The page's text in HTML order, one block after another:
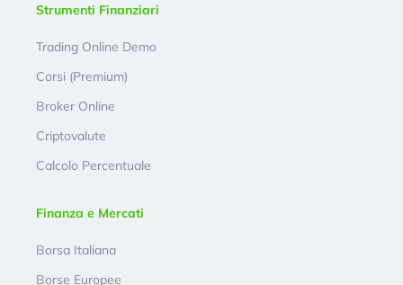
Strumenti Finanziari
Trading Online Demo
Corsi (Premium)
Broker Online
Criptovalute
Calcolo Percentuale
Finanza e Mercati
Borsa Italiana
Borse Europee